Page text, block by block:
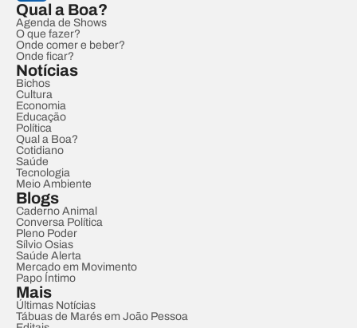
Qual a Boa?
Agenda de Shows
O que fazer?
Onde comer e beber?
Onde ficar?
Notícias
Bichos
Cultura
Economia
Educação
Política
Qual a Boa?
Cotidiano
Saúde
Tecnologia
Meio Ambiente
Blogs
Caderno Animal
Conversa Política
Pleno Poder
Sílvio Osias
Saúde Alerta
Mercado em Movimento
Papo Íntimo
Mais
Últimas Notícias
Tábuas de Marés em João Pessoa